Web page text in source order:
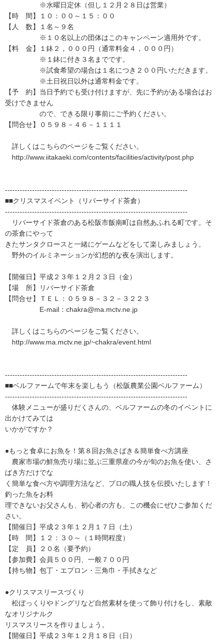
※水曜日定休（但し１２月２８日は営業）
【時 間】１０：００～１５：００
【人 数】１名～９名
※１０名以上の団体はこのキャンペーン適用外です。
【料 金】１鉢２，０００円（通常料金４，０００円）
※１鉢に付き３名までです。
※試食希望の場合は１名につき２００円いただきます。
※土日祝日以外は通常料金です。
【予 約】当日予約でも受け付けますが、先に予約がある場合はお
受けできません
ので、できる限り事前にご予約ください。
【問合せ】０５９８－４６－１１１１
詳しくはこちらのページをご覧ください。
http://www.iitakaeki.com/contents/facilities/activity/post.php
--------------------------------------------------------------------------
■■クリスマスイベント（リバーサイド茶倉）
--------------------------------------------------------------------------
リバーサイド茶倉のある松阪市飯南町は自然あふれる町です。そ
の茶倉にやって
きたサンタクロースと一緒にゲームなどをして楽しみましょう。
野外のイルミネーションが幻想的な夜を演出します。
【開催日】平成２３年１２月２３日（金）
【場 所】リバーサイド茶倉
【問合せ】ＴＥＬ：０５９８－３２－３２２３
E-mail：chakra@ma.mctv.ne.jp
詳しくはこちらのページをご覧ください。
http://www.ma.mctv.ne.jp/~chakra/event.html
--------------------------------------------------------------------------
■■ベルファームで年末を楽しもう（松阪農業公園ベルファーム）
--------------------------------------------------------------------------
体験メニューが盛りだくさんの、ベルファームの冬のイベントに
出かけてみては
いかがですか？
●もっと食卓にお魚を！第８回お魚さばき＆簡単食べ方講座
農家市場の鮮魚売り場に並ぶ三重県産の今が旬のお魚を使い、さ
ばき方だけでな
く簡単な食べ方や調理方法など、プロの職人技を伝授いたします！
釣った魚をお料
理できないお父さんも、初心者の方も、この機会にぜひご参加くだ
さい。
【開催日】平成２３年１２月１７日（土）
【時 間】１２：３０～（１時間程度）
【定 員】２０名（要予約）
【参加費】会員５００円、一般７００円
【持ち物】包丁・エプロン・三角巾・手拭きなど
●クリスマスリースづくり
松ぼっくりやドングリなど自然素材を使って飾り付けをし、素敵
なオリジナルク
リスマスリースを作りましょう。
【開催日】平成２３年１２月１８日（日）